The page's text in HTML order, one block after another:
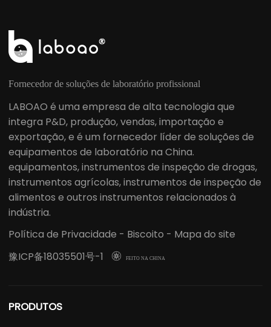
Como usar esterilizador a vapor? Como manter isso?
Fornecedor de soluções de laboratório profissional
LABOAO é uma empresa de alta tecnologia que
integra P&D, produção, vendas, importação e
exportação, e é um fornecedor líder de soluções de
equipamentos de laboratório na China.
equipamentos, instrumentos de inspeção de drogas,
instrumentos agrícolas, instrumentos de inspeção de
alimentos e outros instrumentos relacionados à
indústria.
Política de Privacidade - Biscoito - Mapa do site
豫ICP备18035501号-1
 FEITO NA CHINA
PRODUTOS